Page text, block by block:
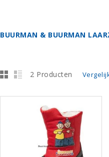
BUURMAN & BUURMAN
2 Producten